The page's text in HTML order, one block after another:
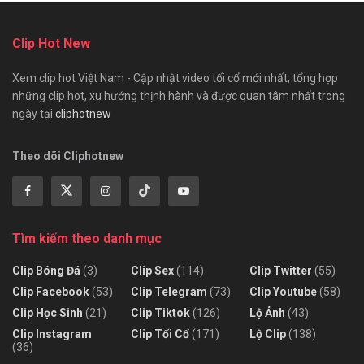
Clip Hot New
Xem clip hot Việt Nam - Cập nhật video tối cổ mới nhất, tổng hợp
những clip hot, xu hướng thịnh hành và được quan tâm nhất trong
ngày tại cliphotnew
Theo dõi Cliphotnew
Tìm kiếm theo danh mục
Clip Bóng Đá (3)
Clip Facebook(53)
Clip Học Sinh (21)
Clip Instagram
(36)
Clip Sex(114)
Clip Telegram (73)
Clip Tiktok(126)
Clip Tối Cổ(171)
Clip Twitter (55)
Clip Youtube(58)
Lộ Ảnh (43)
Lộ Clip(138)